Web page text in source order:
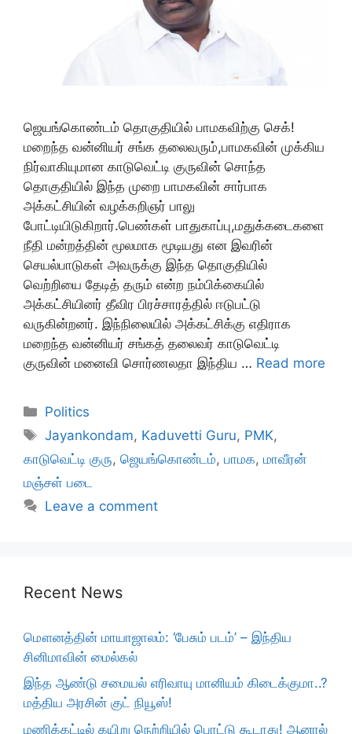
ஜெயங்கொண்டம் தொகுதியில் பாமகவிற்கு செக்!
மறைந்த வன்னியர் சங்க தலைவரும்,பாமகவின் முக்கிய
நிர்வாகியுமான காடுவெட்டி குருவின் சொந்த
தொகுதியில் இந்த முறை பாமகவின் சார்பாக
அக்கட்சியின் வழக்கறிஞர் பாலு
போட்டியிடுகிறார்.பெண்கள் பாதுகாப்பு,மதுக்கடைகளை
நீதி மன்றத்தின் மூலமாக மூடியது என இவரின்
செயல்பாடுகள் அவருக்கு இந்த தொகுதியில்
வெற்றியை தேடித் தரும் என்ற நம்பிக்கையில்
அக்கட்சியினர் தீவிர பிரச்சாரத்தில் ஈடுபட்டு
வருகின்றனர். இந்நிலையில் அக்கட்சிக்கு எதிராக
மறைந்த வன்னியர் சங்கத் தலைவர் காடுவெட்டி
குருவின் மனைவி சொர்ணலதா இந்திய … Read more
Categories
Politics
Tags
Jayankondam, Kaduvetti Guru, PMK,
காடுவெட்டி குரு, ஜெயங்கொண்டம், பாமக, மாவீரன்
மஞ்சள் படை
Leave a comment
Recent News
மௌனத்தின் மாயாஜாலம்: ‘பேசும் படம்’ – இந்திய
சினிமாவின் மைல்கல்
இந்த ஆண்டு சமையல் எரிவாயு மானியம் கிடைக்குமா..?
மத்திய அரசின் குட் நியூஸ்!
மணிக்கட்டில் கயிறு நெற்றியில் பொட்டு கூடாது! ஆனால்